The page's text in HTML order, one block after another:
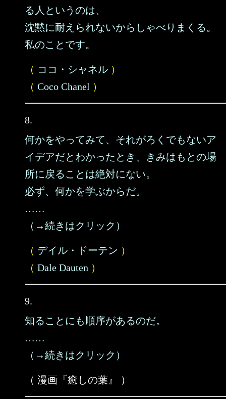
る人というのは、
沈黙に耐えられないからしゃべりまくる。
私のことです。
（ ココ・シャネル ）
（ Coco Chanel ）
8.
何かをやってみて、それがろくでもないア
イデアだとわかったとき、きみはもとの場
所に戻ることは絶対にない。
必ず、何かを学ぶからだ。
……
（→続きはクリック）
（ デイル・ドーテン ）
（ Dale Dauten ）
9.
知ることにも順序があるのだ。
……
（→続きはクリック）
（ 漫画『癒しの葉』 ）